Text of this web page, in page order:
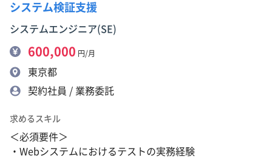
システム検証支援
システムエンジニア(SE)
600,000 円/月
東京都
契約社員 / 業務委託
求めるスキル
＜必須要件＞
・Webシステムにおけるテストの実務経験